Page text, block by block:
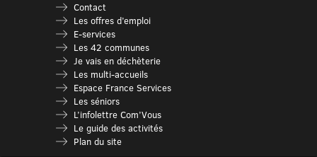
Contact
Les offres d’emploi
E-services
Les 42 communes
Je vais en déchèterie
Les multi-accueils
Espace France Services
Les séniors
L’infolettre Com’Vous
Le guide des activités
Plan du site